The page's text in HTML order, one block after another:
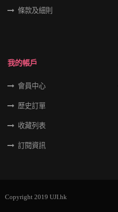
條款及細則
我的帳戶
會員中心
歷史訂單
收藏列表
訂閱資訊
Copyright 2019 UJI.hk